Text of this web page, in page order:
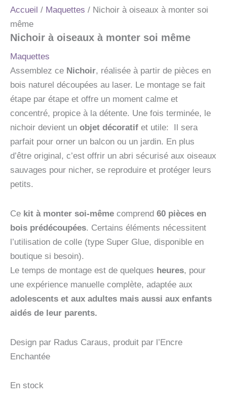
Accueil / Maquettes / Nichoir à oiseaux à monter soi
même
Nichoir à oiseaux à monter soi même
Maquettes
Assemblez ce Nichoir, réalisée à partir de pièces en
bois naturel découpées au laser. Le montage se fait
étape par étape et offre un moment calme et
concentré, propice à la détente. Une fois terminée, le
nichoir devient un objet décoratif et utile: Il sera
parfait pour orner un balcon ou un jardin. En plus
d’être original, c’est offrir un abri sécurisé aux oiseaux
sauvages pour nicher, se reproduire et protéger leurs
petits.
Ce kit à monter soi-même comprend 60 pièces en
bois prédécoupées. Certains éléments nécessitent
l’utilisation de colle (type Super Glue, disponible en
boutique si besoin).
Le temps de montage est de quelques heures, pour
une expérience manuelle complète, adaptée aux
adolescents et aux adultes mais aussi aux enfants
aidés de leur parents.
Design par Radus Caraus, produit par l’Encre
Enchantée
En stock